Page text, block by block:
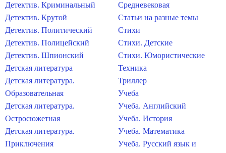
Детектив. Криминальный
Детектив. Крутой
Детектив. Политический
Детектив. Полицейский
Детектив. Шпионский
Детская литература
Детская литература.
Образовательная
Детская литература.
Остросюжетная
Детская литература.
Приключения
Средневековая
Статьи на разные темы
Стихи
Стихи. Детские
Стихи. Юмористические
Техника
Триллер
Учеба
Учеба. Английский
Учеба. История
Учеба. Математика
Учеба. Русский язык и